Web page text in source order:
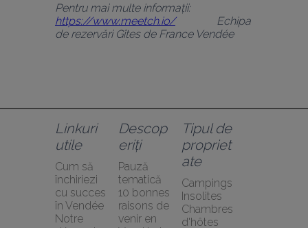
Pentru mai multe informații:
https://www.meetch.io/ Echipa
de rezervări Gîtes de France Vendée
Linkuri
utile
Cum să
închiriezi
cu succes
în Vendée
Notre
Descop
eriți
Pauză
tematică
10 bonnes
raisons de
venir en
Tipul de
propriet
ate
Campings
Insolites
Chambres
d'hôtes